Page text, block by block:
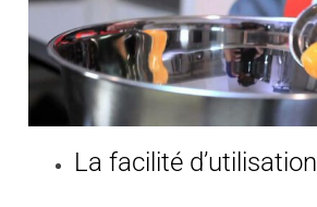
La facilité d’utilisation